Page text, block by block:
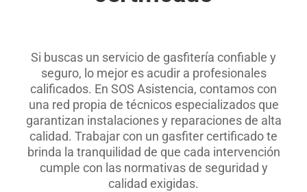
Si buscas un servicio de gasfitería confiable y
seguro, lo mejor es acudir a profesionales
calificados. En SOS Asistencia, contamos con
una red propia de técnicos especializados que
garantizan instalaciones y reparaciones de alta
calidad. Trabajar con un gasfiter certificado te
brinda la tranquilidad de que cada intervención
cumple con las normativas de seguridad y
calidad exigidas.